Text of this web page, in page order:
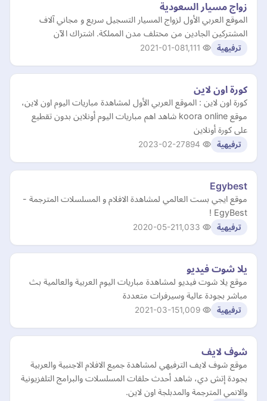
زواج مسيار السعودية
الموقع العربي الأول لزواج المسيار التسجيل سريع و مجاني آلاف
المشتركين الجادين من مختلف مدن المملكة. اشتراك الآن
ترفيهية 2021-01-08
كورة اون لاين
كورة اون لاين : الموقع العربي الأول لمشاهدة مباريات اليوم اون لاين،
موقع koora online شاهد اهم مباريات اليوم أونلاين بدون تقطيع
على كورة أونلاين
ترفيهية 2023-02-27
Egybest
موقع ايجي بست العالمي لمشاهدة الافلام و المسلسلات المترجمة -
EgyBest !
ترفيهية 2020-05-21
يلا شوت فيديو
موقع يلا شوت فيديو لمشاهدة مباريات اليوم العربية والعالمية بث
مباشر بجودة عالية وسيرفرات متعددة
ترفيهية 2021-03-15
شوف لايف
موقع شوف لايف الترفيهي لمشاهدة جميع الافلام الاجنبية والعربية
بجودة إتش دي، شاهد أحدث حلقات المسلسلات والبرامج التلفزيونية
والانمي المترجمة والمدبلجة اون لاين.